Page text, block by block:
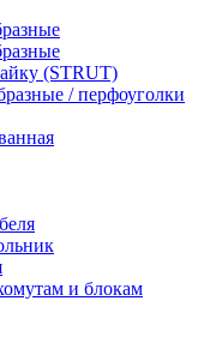
(STRUT)
/ перфоуголки
и блокам